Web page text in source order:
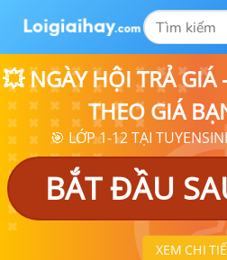
💥 NGÀY HỘI TRẢ
THEO GIÁ
🎯 LỚP 1-12 TẠI
BẮT ĐẦU
XEM CHI